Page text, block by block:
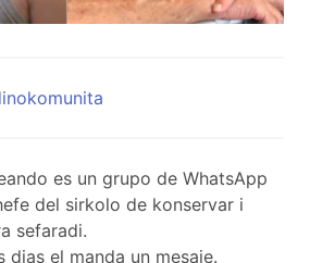
es un grupo de WhatsApp
del sirkolo de konservar i
sefaradi.
dias el manda un mesaje.